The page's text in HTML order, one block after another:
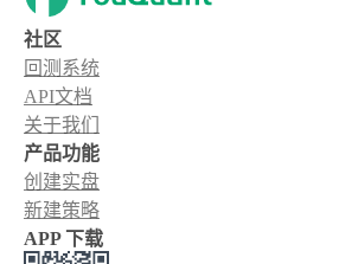
社区
回测系统
API文档
关于我们
产品功能
创建实盘
新建策略
APP 下载